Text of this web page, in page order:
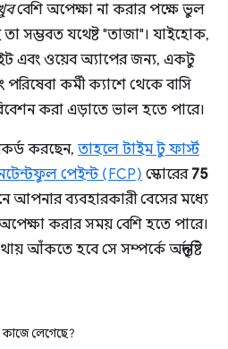
বেশি অপেক্ষা না করার পক্ষে ভুল
সম্ভবত যথেষ্ট "তাজা"। যাইহোক,
এবং ওয়েব অ্যাপের জন্য, একটু
কর্মী ক্যাশে থেকে বাসি
করা এড়াতে ভাল হতে পারে।
করছেন, তাহলে টাইম টু ফার্স্ট
পেইন্ট (FCP) স্কোরের 75
আপনার ব্যবহারকারী বেসের মধ্যে
করার সময় বেশি হতে পারে।
আঁকতে হবে সে সম্পর্কে অন্তর্দৃষ্টি
কাজে লেগেছে?